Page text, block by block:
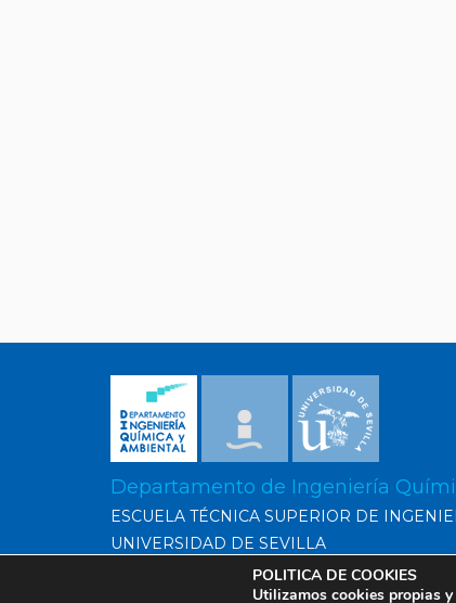
Departamento de Ingeniería
ESCUELA TÉCNICA SUPERIOR DE
UNIVERSIDAD DE SEVILLA
POLITICA DE COOKIES
Utilizamos cookies propias